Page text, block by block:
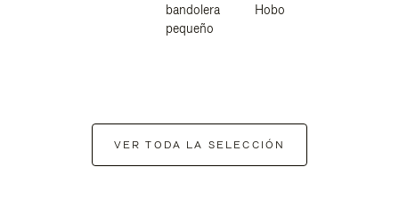
bandolera
pequeño
Hobo
VER TODA LA SELECCIÓN